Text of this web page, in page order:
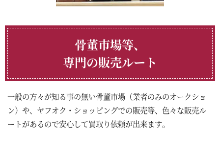
骨董市場等、
専門の販売ルート
一般の方々が知る事の無い骨董市場（業者のみのオークショ
ン）や、ヤフオク・ショッピングでの販売等、色々な販売ル
ートがあるので安心して買取り依頼が出来ます。